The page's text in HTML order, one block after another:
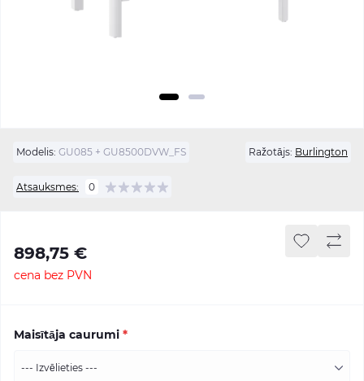
Modelis: GU085 + GU8500DVW_FS Ražotājs: Burlington
Atsauksmes: 0
898,75 €
cena bez PVN
Maisītāja caurumi *